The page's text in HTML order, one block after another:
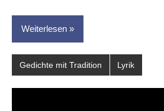
Weiterlesen
Gedichte mit Tradition Lyrik